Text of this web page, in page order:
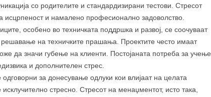
со родителите и стандардизирани тестови. Стресот
исцрпеност и намалено професионално задоволство.
особено во техничката поддршка и развој, се соочуваат
на техничките прашања. Проектите често имаат
да значи губење на клиенти. Постојаната потреба за учење
и дополнителен стрес.
за донесување одлуки кои влијаат на целата
стресно. Стресот на менаџментот, исто така,